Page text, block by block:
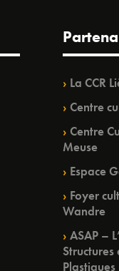
La CCR
Centre
Centre
Meuse
Espace
Foyer
Wandre
ASAP –
Structures
Plastiques